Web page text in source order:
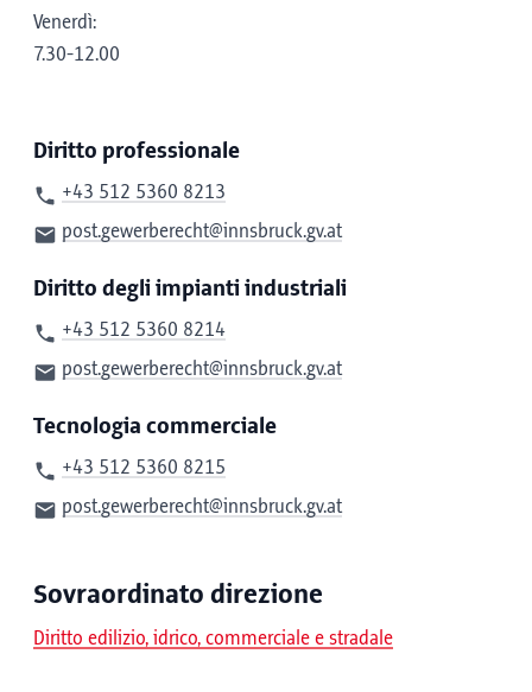
Venerdì:
7.30-12.00
Diritto professionale
+43 512 5360 8213
post.gewerberecht@innsbruck.gv.at
Diritto degli impianti industriali
+43 512 5360 8214
post.gewerberecht@innsbruck.gv.at
Tecnologia commerciale
+43 512 5360 8215
post.gewerberecht@innsbruck.gv.at
Sovraordinato direzione
Diritto edilizio, idrico, commerciale e stradale